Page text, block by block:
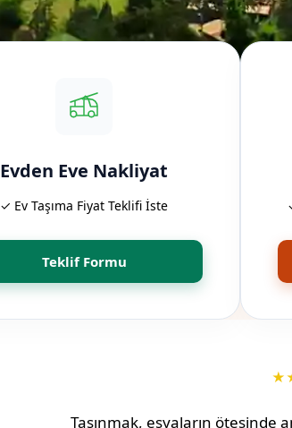
Evden Eve Nakliyat
✓ Ev Taşıma Fiyat Teklifi İste
Teklif Formu
Taşınmak, eşyaların ötesinde